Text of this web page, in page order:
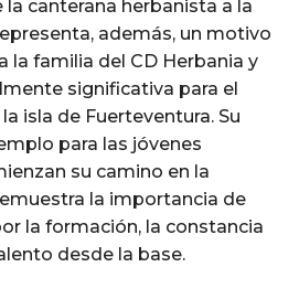
la canterana herbanista a la
además, un motivo
la familia del CD Herbania y
significativa para el
isla de Fuerteventura. Su
para las jóvenes
su camino en la
la importancia de
la formación, la constancia
desde la base.